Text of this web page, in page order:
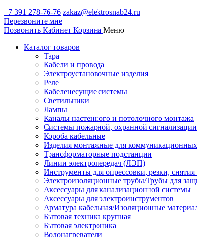
+7 391 278-76-76 zakaz@elektrosnab24.ru
Перезвоните мне
Позвонить Кабинет Корзина Меню
Каталог товаров
Тара
Кабели и провода
Электроустановочные изделия
Реле
Кабеленесущие системы
Светильники
Лампы
Каналы настенного и потолочного монтажа
Системы пожарной, охранной
Короба кабельные
Изделия монтажные для коммуникационных
Трансформаторные подстанции
Линии электропередач (ЛЭП)
Инструменты для опрессовки, резки, снятия
Электроизоляционные трубы/Трубы для
Аксессуары для канализационной системы
Аксессуары для электроинструментов
Арматура кабельная/Изоляционные
Бытовая техника крупная
Бытовая электроника
Водонагреватели